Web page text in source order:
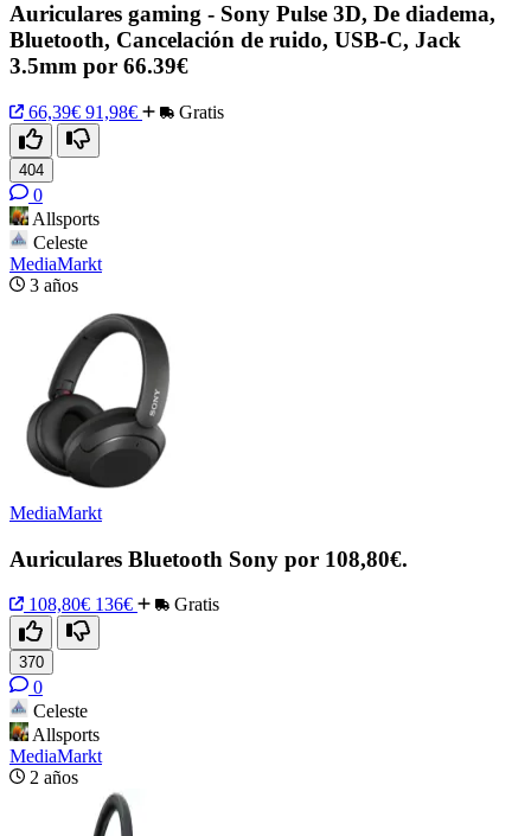
Auriculares gaming - Sony Pulse 3D, De diadema,
Bluetooth, Cancelación de ruido, USB-C, Jack
3.5mm por 66.39€
66,39€ 91,98€ Gratis
404
0
Allsports
Celeste
MediaMarkt
3 años
MediaMarkt
Auriculares Bluetooth Sony por 108,80€.
108,80€ 136€ Gratis
370
0
Celeste
Allsports
MediaMarkt
2 años